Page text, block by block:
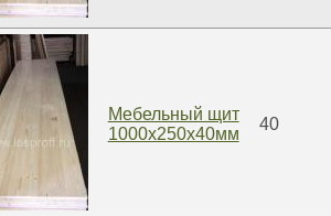
Мебельный щит
1000x250x40мм
40